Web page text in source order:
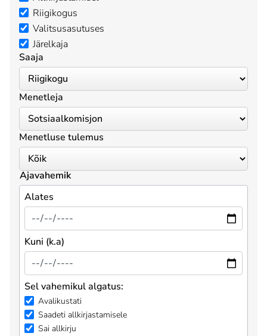
Riigikogus
Valitsusasutuses
Järelkaja
Saaja
Menetleja
Menetluse tulemus
Ajavahemik
Alates
Kuni (k.a)
Sel vahemikul algatus:
Avalikustati
Saadeti allkirjastamisele
Sai allkirju